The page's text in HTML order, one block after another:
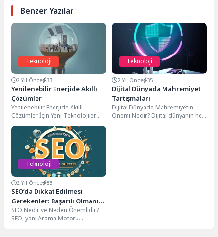
Benzer Yazılar
Teknoloji
2 Yıl Önce 33
Yenilenebilir Enerjide Akıllı
Çözümler
Yenilenebilir Enerjide Akıllı
Çözümler İçin Yeni Teknolojiler
Günümüzde, yenilenebilir enerjide
akıllı çözümler geliştirmek
amacıyla birçok...
Teknoloji
2 Yıl Önce 35
Dijital Dünyada Mahremiyet
Tartışmaları
Dijital Dünyada Mahremiyetin
Önemi Nedir? Dijital dünyanın her
Teknoloji
2 Yıl Önce 83
SEO’da Dikkat Edilmesi
Gerekenler: Başarılı Olmanın
Püf Noktaları
SEO Nedir ve Neden Önemlidir?
SEO, yani Arama Motoru